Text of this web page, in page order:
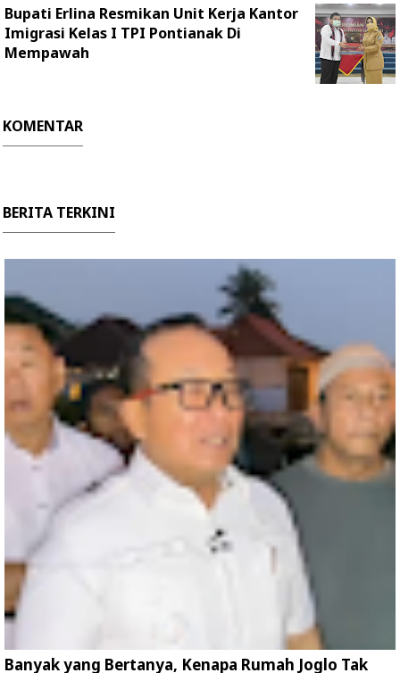
Bupati Erlina Resmikan Unit Kerja Kantor
Imigrasi Kelas I TPI Pontianak Di
Mempawah
KOMENTAR
BERITA TERKINI
Banyak yang Bertanya, Kenapa Rumah Joglo Tak